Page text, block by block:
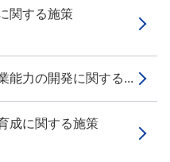
に関する施策
力の開発に関する...
成に関する施策